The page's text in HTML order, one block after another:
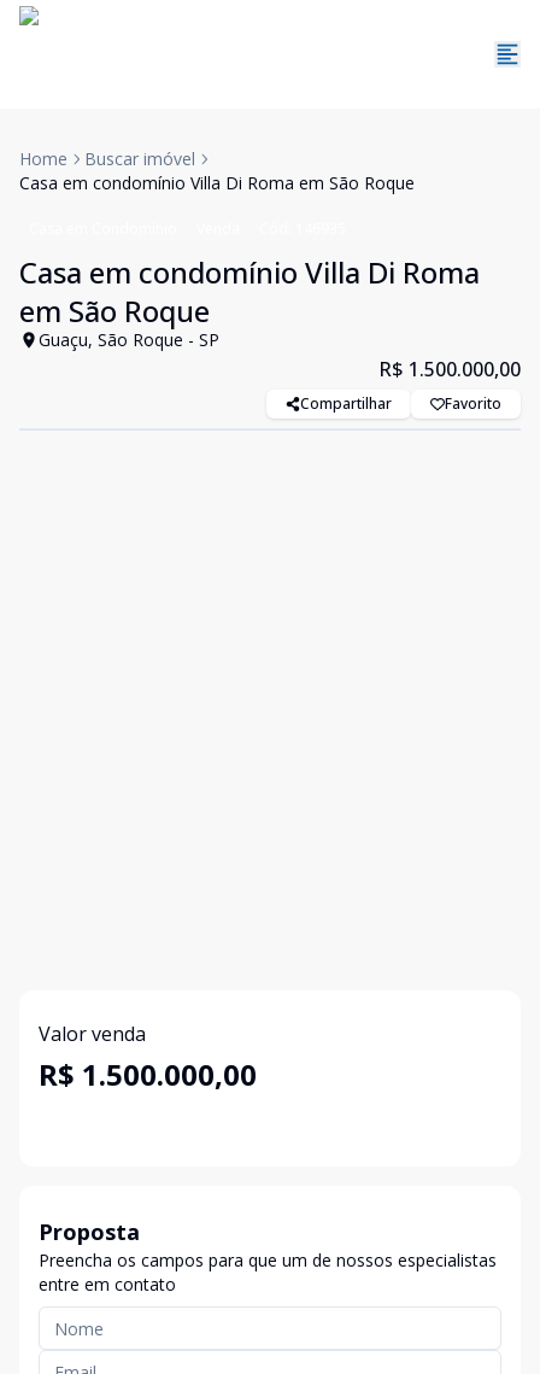
Home
Buscar imóvel
Casa em condomínio Villa Di Roma em São Roque
Casa em condomínio Villa Di Roma
em São Roque
Guaçu, São Roque - SP
R$ 1.500.000,00
Compartilhar Favorito
Valor venda
R$ 1.500.000,00
Proposta
Preencha os campos para que um de nossos especialistas
entre em contato